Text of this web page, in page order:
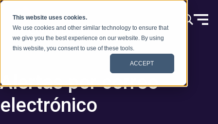
This website uses cookies.
We use cookies and other similar technology to ensure that
we give you the best experience on our website. By using
this website, you consent to use of these tools.
ACCEPT
Ir al contenido
Alertas por correo
electrónico